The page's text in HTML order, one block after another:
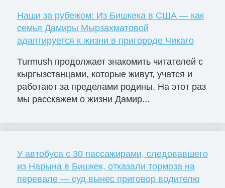
Наши за рубежом: Из Бишкека в США — как
семья Дамиры Мырзахматовой
адаптируется к жизни в пригороде Чикаго
Turmush продолжает знакомить читателей с
кыргызстанцами, которые живут, учатся и
работают за пределами родины. На этот раз
мы расскажем о жизни Дамир...
У автобуса с 30 пассажирами, следовавшего
из Нарына в Бишкек, отказали тормоза на
перевале — суд вынес приговор водителю